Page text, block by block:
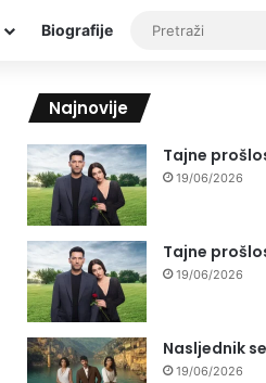
Biografije
Najnovije
Tajne
19/06/2026
Tajne
19/06/2026
Nasljednik
19/06/2026